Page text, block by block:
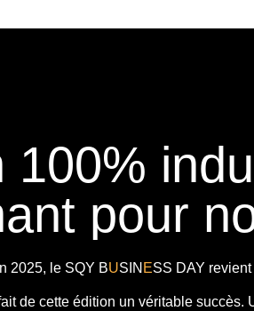
100%
pour
2025, le SQY BUSIN ESS DAY
de cette édition un véritable succès.